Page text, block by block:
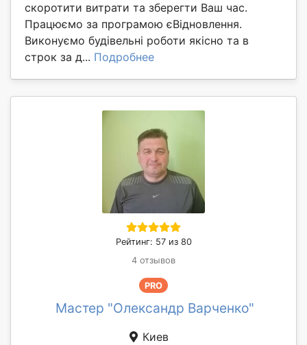
скоротити витрати та зберегти Ваш час.
Працюємо за програмою єВідновлення.
Виконуємо будівельні роботи якісно та в
строк за д... Подробнее
Рейтинг: 57 из 80
4 отзывов
PRO
Мастер "Олександр Варченко"
Киев